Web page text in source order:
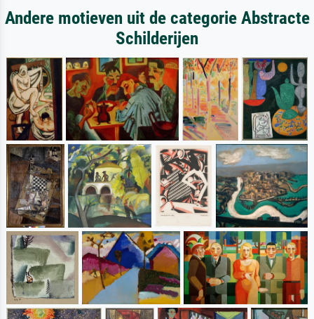
Andere motieven uit de categorie Abstracte
Schilderijen